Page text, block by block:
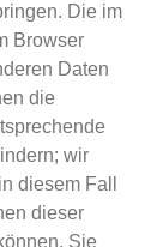
Die im
Browser
Daten
die
wir
diesem Fall
dieser
Sie